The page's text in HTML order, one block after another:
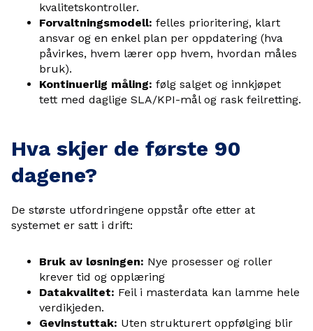
kvalitetskontroller.
Forvaltningsmodell: felles prioritering, klart
ansvar og en enkel plan per oppdatering (hva
påvirkes, hvem lærer opp hvem, hvordan måles
bruk).
Kontinuerlig måling: følg salget og innkjøpet
tett med daglige SLA/KPI-mål og rask feilretting.
Hva skjer de første 90
dagene?
De største utfordringene oppstår ofte etter at
systemet er satt i drift:
Bruk av løsningen: Nye prosesser og roller
krever tid og opplæring
Datakvalitet: Feil i masterdata kan lamme hele
verdikjeden.
Gevinstuttak: Uten strukturert oppfølging blir